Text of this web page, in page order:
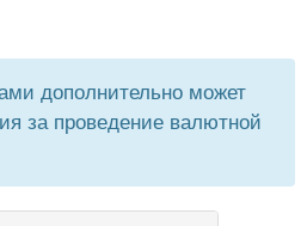
дополнительно может
за проведение валютной